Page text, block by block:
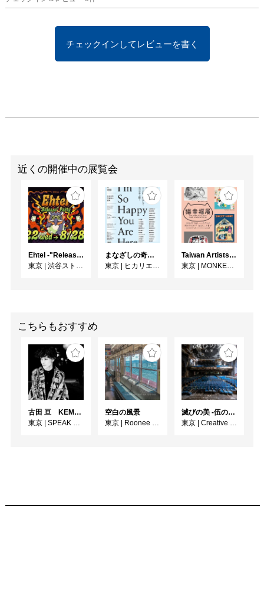
チェックインしてレビューを書く
近くの開催中の展覧会
Ehtel -"Release" Party
東京
渋谷ストリームホール
まなざしの奇跡 日本女性写真家の冒険
東京
ヒカリエホール
Taiwan Artists Cat Exhibition「猫幸福展」
東京
MONKEY GALLERY
こちらもおすすめ
古田 亘 KEMONOHARA －玉城裕規－
東京
SPEAK FOR WALL
空白の風景
東京
Roonee 247 fine arts
滅びの美 -伍の廃-
東京
Creative / Art Gallery CORSO